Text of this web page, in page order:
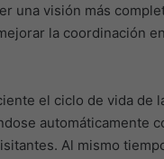
una visión más
la coordinación
el ciclo de vida de
automáticamente
Al mismo